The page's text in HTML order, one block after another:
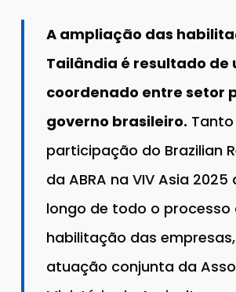
A ampliação das
Tailândia é resultado de
coordenado entre setor
governo brasileiro.
participação do Brazilian
da ABRA na VIV Asia
longo de todo o processo
habilitação das
atuação conjunta da